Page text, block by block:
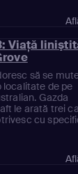
Viaţă
să se
localitate de pe
Gazda
le arată trei
cu